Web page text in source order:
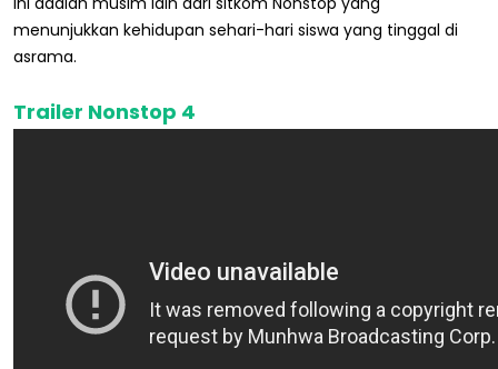
menunjukkan kehidupan sehari-hari siswa yang tinggal di
asrama.
Trailer Nonstop 4